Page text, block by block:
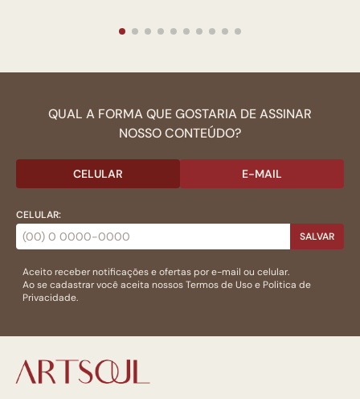
QUAL A FORMA QUE GOSTARIA DE ASSINAR
NOSSO CONTEÚDO?
CELULAR E-MAIL
CELULAR:
SALVAR
Aceito receber notificações e ofertas por e-mail ou celular.
Ao se cadastrar você aceita nossosTermos de Usoe Politica de
Privacidade.